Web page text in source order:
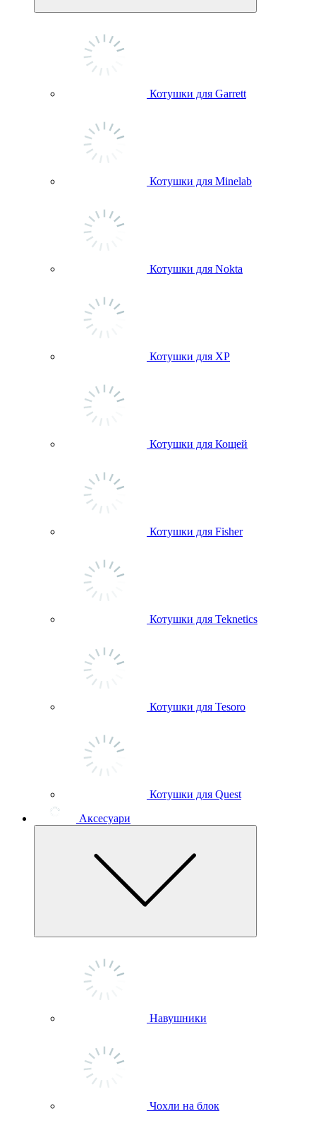
Котушки для Garrett
Котушки для Minelab
Котушки для Nokta
Котушки для ХР
Котушки для Кощей
Котушки для Fisher
Котушки для Teknetics
Котушки для Tesoro
Котушки для Quest
Аксесуари
Навушники
Чохли на блок